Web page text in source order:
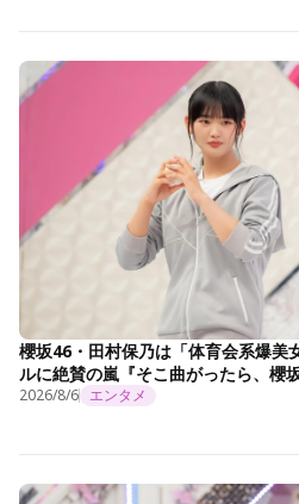
櫻坂46・田村保乃は「体育会系爆美
ルに絶賛の嵐『そこ曲がったら、櫻
2026/8/6 エンタメ